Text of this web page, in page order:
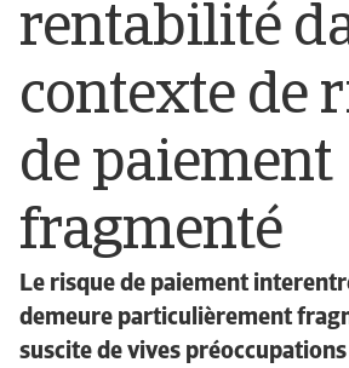
rentabilité
contexte de
de paiement
fragmenté
Le risque de paiement
demeure particulièrement
suscite de vives